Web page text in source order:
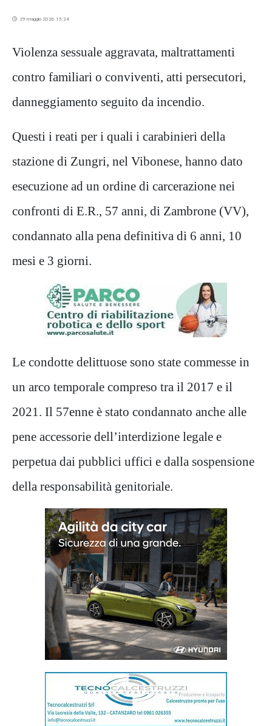
29 maggio 2026 15:24
Violenza sessuale aggravata, maltrattamenti
contro familiari o conviventi, atti persecutori,
danneggiamento seguito da incendio.
Questi i reati per i quali i carabinieri della
stazione di Zungri, nel Vibonese, hanno dato
esecuzione ad un ordine di carcerazione nei
confronti di E.R., 57 anni, di Zambrone (VV),
condannato alla pena definitiva di 6 anni, 10
mesi e 3 giorni.
Le condotte delittuose sono state commesse in
un arco temporale compreso tra il 2017 e il
2021. Il 57enne è stato condannato anche alle
pene accessorie dell’interdizione legale e
perpetua dai pubblici uffici e dalla sospensione
della responsabilità genitoriale.